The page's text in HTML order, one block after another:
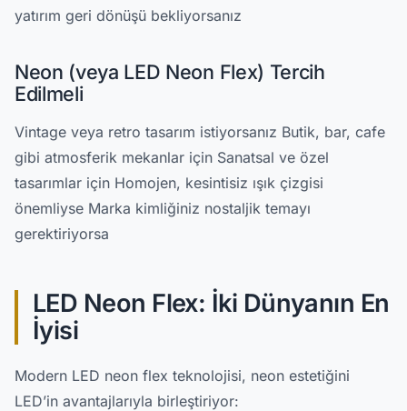
yatırım geri dönüşü bekliyorsanız
Neon (veya LED Neon Flex) Tercih
Edilmeli
Vintage veya retro tasarım istiyorsanız Butik, bar, cafe
gibi atmosferik mekanlar için Sanatsal ve özel
tasarımlar için Homojen, kesintisiz ışık çizgisi
önemliyse Marka kimliğiniz nostaljik temayı
gerektiriyorsa
LED Neon Flex: İki Dünyanın En
İyisi
Modern LED neon flex teknolojisi, neon estetiğini
LED’in avantajlarıyla birleştiriyor: